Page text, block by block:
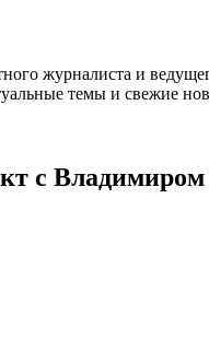
журналиста и
темы и свежие
с